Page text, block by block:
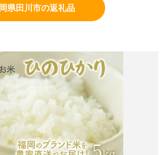
県田川市の返礼品